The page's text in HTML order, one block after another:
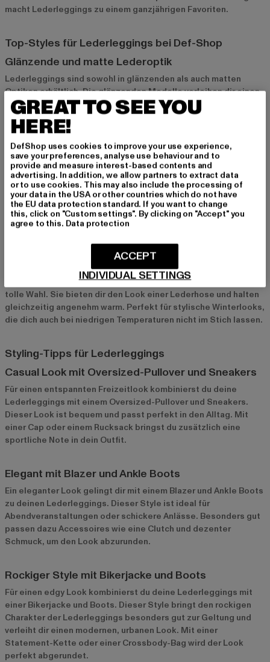
macht Lederleggings zu einem ganzjährigen Favoriten.
Top-Styles für Lederleggings bei Def-Shop
Glänzende und matte Lederoptik
Lederleggings sind sowohl in glänzenden als auch matten
Optiken erhältlich. Die glänzenden Modelle verleihen dir einen
auffälligen Look, während matte Lederleggings eher subtil und
alltagstauglich sind. Beide Optionen lassen sich vielseitig
stylen und passen zu unterschiedlichen Outfits.
High-Waist und gerippte Details
High-Waist-Lederleggings betonen die Taille und zaubern eine
feminine Silhouette. Lederleggings mit gerippten Details oder
Ziernähten bringen zusätzlich eine coole Note ins Outfit und
verleihen deinem Look mehr Struktur. Diese Details sind ideal,
um deinem Style das gewisse Etwas zu verleihen.
Gefütterte Lederleggings für kalte Tage
Für die kältere Jahreszeit sind gefütterte Lederleggings eine
tolle Wahl. Sie bieten dir den Look einer Lederhose und halten
gleichzeitig angenehm warm. Perfekt für stylische Winterlooks,
die dich auch bei niedrigen Temperaturen nicht im Stich lassen.
Styling-Tipps für Lederleggings
Casual Look mit Oversized-Pullover und Sneakers
Für einen entspannten Freizeitlook kombinierst du deine
Lederleggings mit einem Oversized-Pullover und Sneakers.
Dieser Look ist bequem und passt perfekt in den Alltag. Mit
einer Cap oder einem Rucksack bringst du zusätzlich eine
sportliche Note in dein Outfit.
Elegant mit Blazer und Ankle Boots
Ein eleganter Look gelingt dir mit einem Blazer und Ankle Boots
zu deinen Lederleggings. Dieser Style ist ideal für
Abendveranstaltungen oder schickere Anlässe. Besonders gut
passen dazu Accessoires wie eine Clutch und dezenter
Schmuck, um den Look abzurunden.
Rockiger Style mit Bikerjacke und Boots
Für einen edgy Look kombinierst du deine Lederleggings mit
einer Bikerjacke und Boots. Dieser Style bringt den rockigen
Charakter der Lederleggings besonders gut zur Geltung und
verleiht dir einen modernen, urbanen Look. Mit einer
Statement-Kette oder einer Crossbody-Bag wird der Look
perfekt abgerundet.
GREAT TO SEE YOU
HERE!
DefShop uses cookies to improve your use experience,
save your preferences, analyse use behaviour and to
provide and measure interest-based contents and
advertising. In addition, we allow partners to extract data
or to use cookies. This may also include the processing of
your data in the USA or other countries which do not have
the EU data protection standard. If you want to change
this, click on "Custom settings". By clicking on "Accept" you
agree to this. Data protection
INDIVIDUAL SETTINGS
ACCEPT